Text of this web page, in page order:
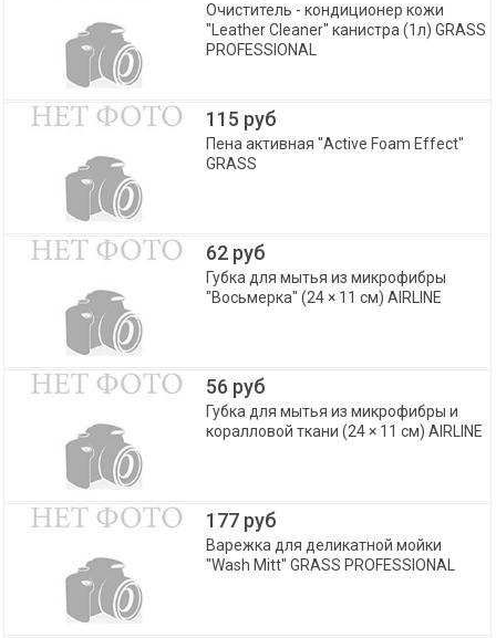
Очиститель - кондиционер кожи
"Leather Cleaner" канистра (1л) GRASS
PROFESSIONAL
115 руб
Пена активная "Active Foam Effect"
GRASS
62 руб
Губка для мытья из микрофибры
"Восьмерка" (24 × 11 см) AIRLINE
56 руб
Губка для мытья из микрофибры и
коралловой ткани (24 × 11 см) AIRLINE
177 руб
Варежка для деликатной мойки
"Wash Mitt" GRASS PROFESSIONAL